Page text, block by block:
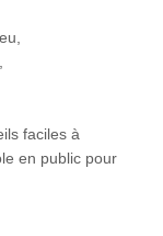
faciles à
en public pour